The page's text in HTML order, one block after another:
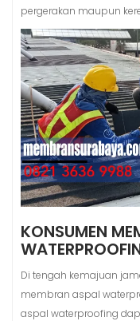
pergerakan maupun
KONSUMEN
Di tengah kemajuan
membran aspal
aspal waterproofing